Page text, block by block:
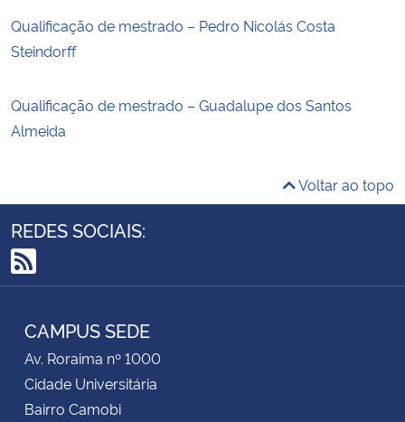
Qualificação de mestrado – Pedro Nicolás Costa
Steindorff
Qualificação de mestrado – Guadalupe dos Santos
Almeida
Voltar ao topo
REDES SOCIAIS:
RSS
CAMPUS SEDE
Av. Roraima nº 1000
Cidade Universitária
Bairro Camobi